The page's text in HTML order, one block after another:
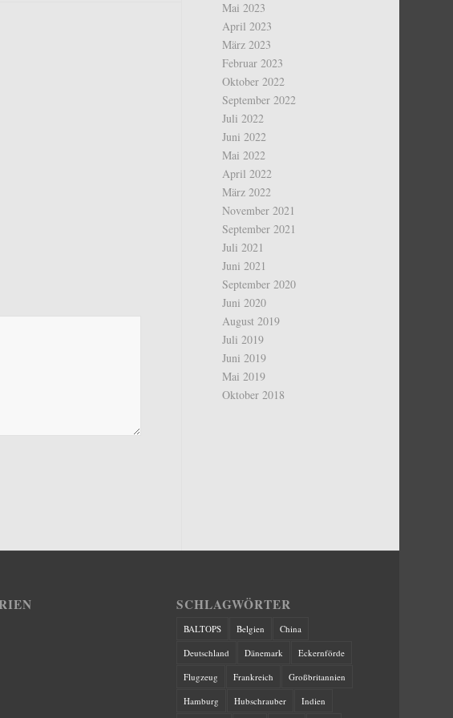
Mai 2023
April 2023
März 2023
Februar 2023
Oktober 2022
September 2022
Juli 2022
Juni 2022
Mai 2022
April 2022
März 2022
November 2021
September 2021
Juli 2021
Juni 2021
September 2020
Juni 2020
August 2019
Juli 2019
Juni 2019
Mai 2019
Oktober 2018
SCHLAGWÖRTER
BALTOPS Belgien
China
Deutschland
Dänemark
Eckernförde
Flugzeug
Frankreich
Großbritannien
Hamburg
Hubschrauber Indien